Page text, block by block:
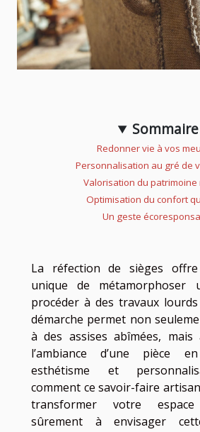
Sommaire
Redonner vie à vos
Personnalisation au gré de
Valorisation du patrimoine
Optimisation du confort
Un geste
La réfection de sièges
unique de métamorphoser
procéder à des travaux
démarche permet non
à des assises abîmées,
l’ambiance d’une pièce
esthétisme et
comment ce savoir-faire
transformer votre
sûrement à envisager